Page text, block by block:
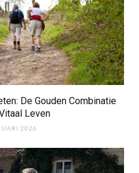
De Gouden Combinatie
Leven
2026